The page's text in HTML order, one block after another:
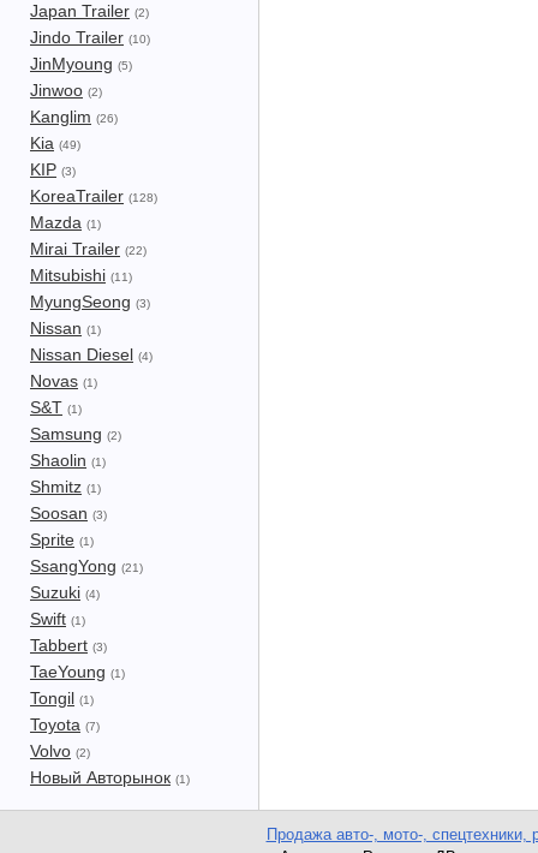
Japan Trailer (2)
Jindo Trailer (10)
JinMyoung (5)
Jinwoo (2)
Kanglim (26)
Kia (49)
KIP (3)
KoreaTrailer (128)
Mazda (1)
Mirai Trailer (22)
Mitsubishi (11)
MyungSeong (3)
Nissan (1)
Nissan Diesel (4)
Novas (1)
S&T (1)
Samsung (2)
Shaolin (1)
Shmitz (1)
Soosan (3)
Sprite (1)
SsangYong (21)
Suzuki (4)
Swift (1)
Tabbert (3)
TaeYoung (1)
Tongil (1)
Toyota (7)
Volvo (2)
Новый Авторынок (1)
Продажа авто-, мото-, спецтехники,